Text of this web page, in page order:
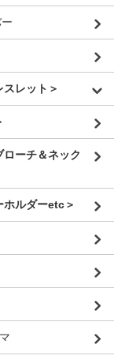
レット＞
ーチ＆ネック
ホルダーetc＞